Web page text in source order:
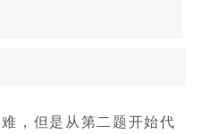
，但是从第二题开始代